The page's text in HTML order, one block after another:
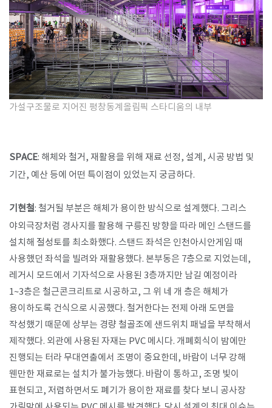
가설구조물로 지어진 평창동계올림픽 스타디움의 내부
SPACE: 해체와 철거, 재활용을 위해 재료 선정, 설계, 시공 방법 및
기간, 예산 등에 어떤 특이점이 있었는지 궁금하다.
기현철: 철거될 부분은 해체가 용이한 방식으로 설계했다. 그리스
야외극장처럼 경사지를 활용해 구릉진 방향을 따라 메인 스탠드를
설치해 절성토를 최소화했다. 스탠드 좌석은 인천아시안게임 때
사용했던 좌석을 빌려와 재활용했다. 본부동은 7층으로 지었는데,
레거시 모드에서 기자석으로 사용된 3층까지만 남길 예정이라
1~3층은 철근콘크리트로 시공하고, 그 위 네 개 층은 해체가
용이하도록 건식으로 시공했다. 철거한다는 전제 아래 도면을
작성했기 때문에 상부는 경량 철골조에 샌드위치 패널을 부착해서
제작했다. 외관에 사용된 자재는 PVC 메시다. 개폐회식이 밤에만
진행되는 터라 무대연출에서 조명이 중요한데, 바람이 너무 강해
웬만한 재료로는 설치가 불가능했다. 바람이 통하고, 조명 빛이
표현되고, 저렴하면서도 폐기가 용이한 재료를 찾다 보니 공사장